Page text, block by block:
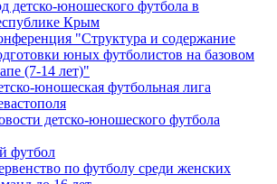
детско-юношеского футбола в
Крым
"Структура и содержание
юных футболистов на базовом
(7-14 лет)"
юношеская футбольная лига
детско-юношеского футбола
футбол
по футболу среди женских